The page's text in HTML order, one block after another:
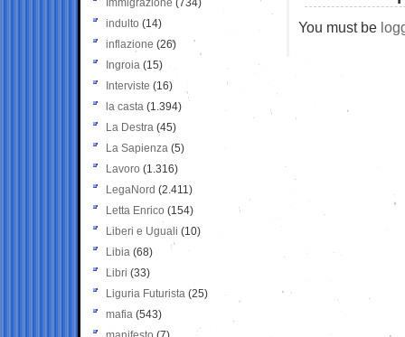
You must be
Immigrazione (734)
indulto (14)
inflazione (26)
Ingroia (15)
Interviste (16)
la casta (1.394)
La Destra (45)
La Sapienza (5)
Lavoro (1.316)
LegaNord (2.411)
Letta Enrico (154)
Liberi e Uguali (10)
Libia (68)
Libri (33)
Liguria Futurista (25)
mafia (543)